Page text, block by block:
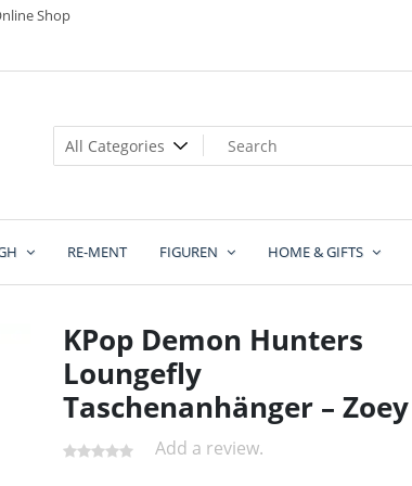
Shop
RE-MENT FIGUREN HOME & GIFTS
KPop Demon Hunters
Loungefly
Taschenanhänger – Zoey
Add a review.